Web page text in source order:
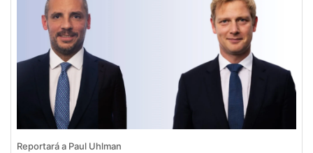
Reportará a Paul Uhlman